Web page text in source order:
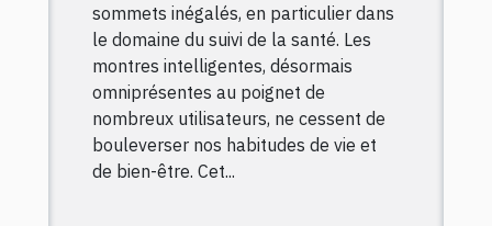
sommets inégalés, en particulier dans
le domaine du suivi de la santé. Les
montres intelligentes, désormais
omniprésentes au poignet de
nombreux utilisateurs, ne cessent de
bouleverser nos habitudes de vie et
de bien-être. Cet...